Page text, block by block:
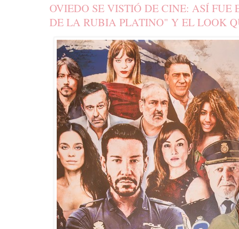
OVIEDO SE VISTIÓ DE CINE: ASÍ FUE
DE LA RUBIA PLATINO" Y EL LOOK